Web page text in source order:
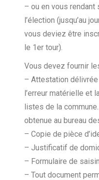
– ou en vous rendant
l’élection (jusqu’au
vous deviez être
le 1er tour).
Vous devez fournir
– Attestation
l’erreur matérielle et
listes de la
obtenue au bureau
– Copie de pièce
– Justificatif de
– Formulaire de
– Tout document